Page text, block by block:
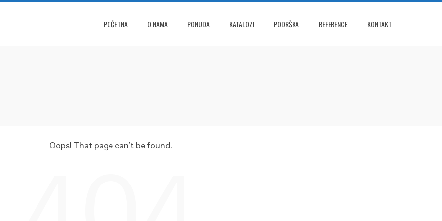
POČETNA O NAMA PONUDA KATALOZI PODRŠKA REFERENCE KONTAKT
Oops! That page can’t be found.